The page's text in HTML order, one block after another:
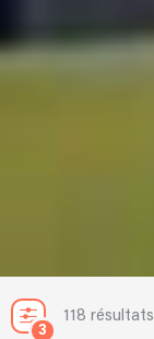
3
118 résultats